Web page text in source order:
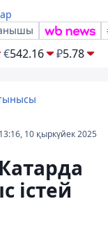
€542.16 ₽5.78
13:16, 10 қыркүйек 2025
істей